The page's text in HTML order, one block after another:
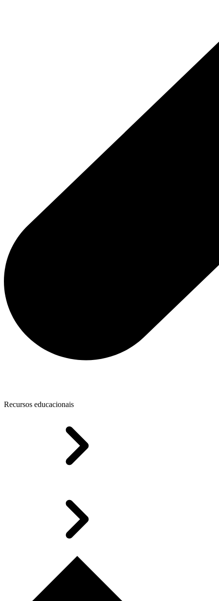
Recursos educacionais